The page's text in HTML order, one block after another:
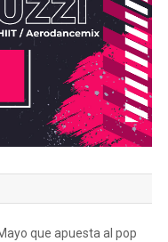
que apuesta al pop